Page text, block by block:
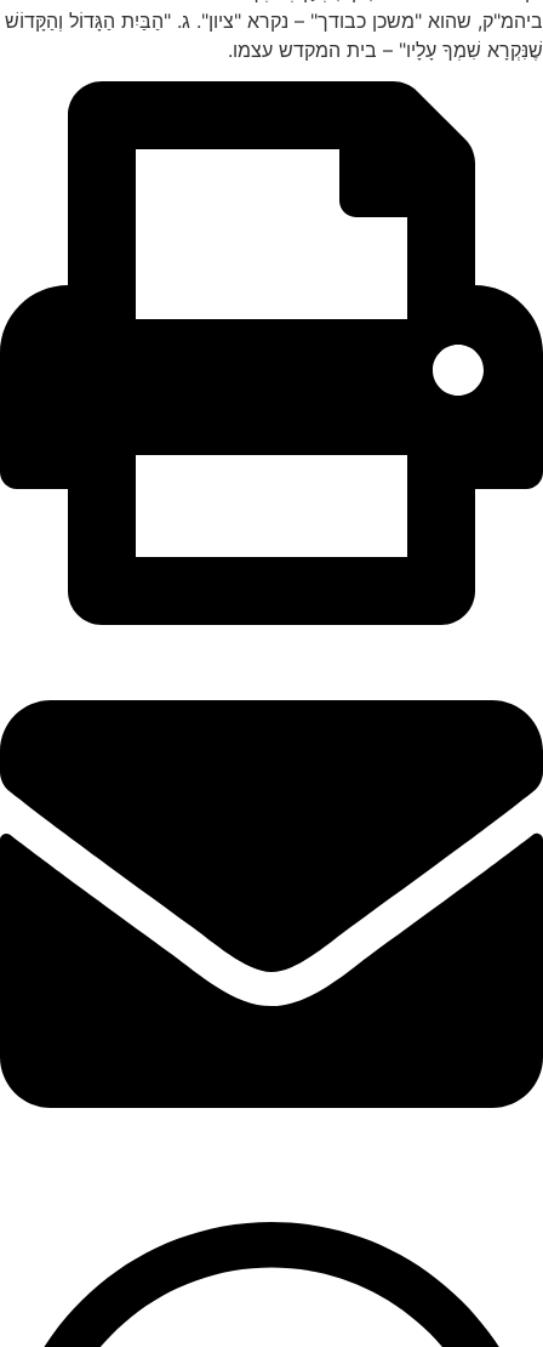
ביהמ"ק, שהוא "משכן כבודך" – נקרא "ציון". ג. "הַבַּיִת הַגָּדוֹל וְהַקָּדוֹשׁ
שֶׁנִּקְרָא שִׁמְךָ עָלָיו" – בית המקדש עצמו.